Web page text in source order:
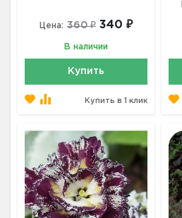
Цена: 360 ₽ 340 ₽
В наличии
Купить
Купить в 1 клик